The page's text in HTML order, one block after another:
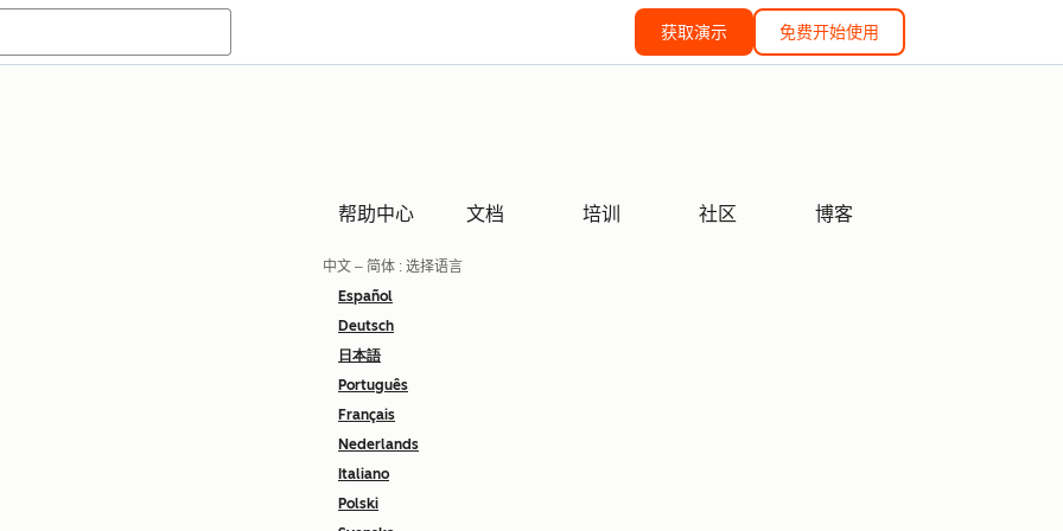
获取演示 免费开始使用
帮助中心 文档 培训 社区 博客
中文 – 简体 : 选择语言
Español
Deutsch
日本語
Português
Français
Nederlands
Italiano
Polski